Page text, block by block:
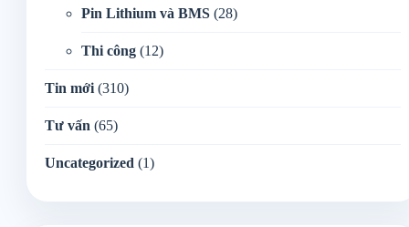
Pin Lithium và BMS (28)
Thi công (12)
Tin mới (310)
Tư vấn (65)
Uncategorized (1)